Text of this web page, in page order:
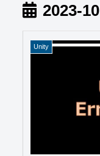
2023-10
Unity